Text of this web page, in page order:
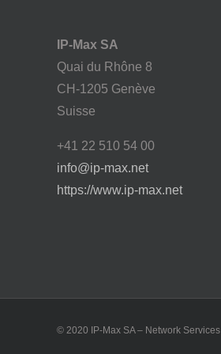
IP-Max SA
Quai du Rhône 8
CH-1205 Genève
Suisse
+41 22 510 54 00
info@ip-max.net
https://www.ip-max.net
© 2020 IP-Max SA – Network Services